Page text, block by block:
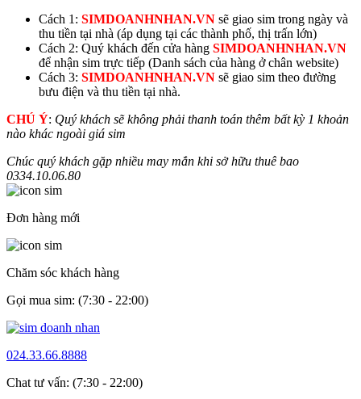
Cách 1: SIMDOANHNHAN.VN sẽ giao sim trong ngày và
thu tiền tại nhà (áp dụng tại các thành phố, thị trấn lớn)
Cách 2: Quý khách đến cửa hàng SIMDOANHNHAN.VN
để nhận sim trực tiếp (Danh sách của hàng ở chân website)
Cách 3: SIMDOANHNHAN.VN sẽ giao sim theo đường
bưu điện và thu tiền tại nhà.
CHÚ Ý: Quý khách sẽ không phải thanh toán thêm bất kỳ 1 khoản
nào khác ngoài giá sim
Chúc quý khách gặp nhiều may mắn khi sở hữu thuê bao
0334.10.06.80
Đơn hàng mới
Chăm sóc khách hàng
Gọi mua sim: (7:30 - 22:00)
024.33.66.8888
Chat tư vấn: (7:30 - 22:00)